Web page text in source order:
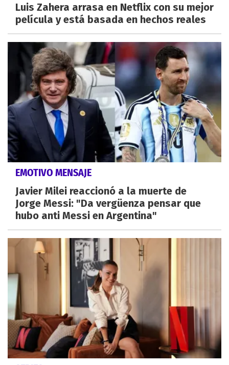
Luis Zahera arrasa en Netflix con su mejor
película y está basada en hechos reales
EMOTIVO MENSAJE
Javier Milei reaccionó a la muerte de
Jorge Messi: "Da vergüenza pensar que
hubo anti Messi en Argentina"